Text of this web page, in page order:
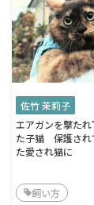
佐竹 茉莉子
エアガンを撃た
た子猫 保護され
た愛され猫に
飼い方